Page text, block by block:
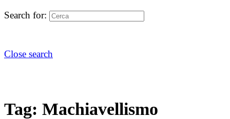
Search for:
Close search
Tag: Machiavellismo